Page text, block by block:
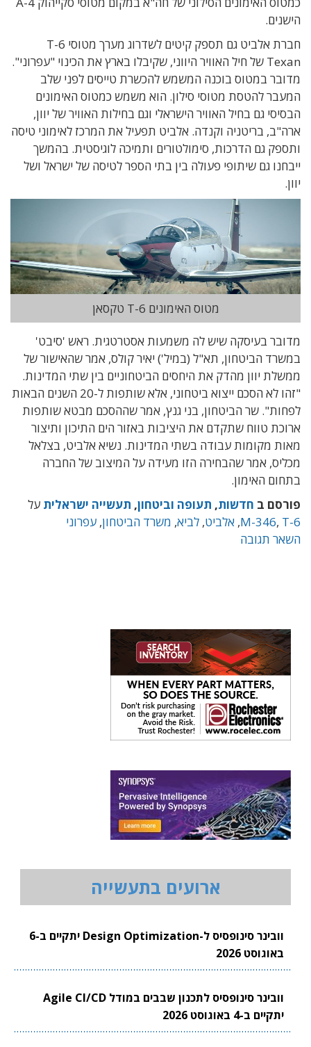
הישנים.
חברת אלביט גם תספק קיטים לשדרוג מערך מטוסי T-6
Texan של חיל האוויר היווני, שקיבלו בארץ את הכינוי "עפרוני".
מדובר במטוס בוכנה המשמש להכשרת טייסים לפני שלב
המעבר להטסת מטוסי סילון. הוא משמש כמטוס האימונים
הבסיסי גם בחיל האוויר הישראלי וגם בחילות האוויר של יוון,
ארה"ב, בריטניה וקנדה. אלביט תפעיל את המרכז לאימוני טיסה
ותספק גם הדרכות, סימולטורים ותמיכה לוגיסטית. בהמשך
ייבחנו גם שיתופי פעולה בין בתי הספר לטיסה של ישראל ושל
יוון.
מטוס האימונים T-6 טקסאן
מדובר בעיסקה שיש לה משמעות אסטרטגית. ראש 'סיבט'
במשרד הביטחון, תא"ל (במיל') יאיר קולס, אמר שהאישור של
ממשלת יוון מהדק את היחסים הביטחוניים בין שתי המדינות.
"זהו לא הסכם ייצוא ביטחוני, אלא שותפות ל-20 השנים הבאות
לפחות". שר הביטחון, בני גנץ, אמר שההסכם מבטא שותפות
ארוכת טווח שתקדם את היציבות באזור הים התיכון ותיצור
מאות מקומות עבודה בשתי המדינות. נשיא אלביט, בצלאל
מכליס, אמר שהבחירה הזו מעידה על המיצוב של החברה
בתחום האימון.
פורסם ב חדשות, תעופה וביטחון, תעשייה ישראלית על
M-346, T-6
, אלביט, לביא, משרד הביטחון, עפרוני
השאר תגובה
ארועים בתעשייה
וובינר סינופסיס ל-Design Optimization יתקיים ב-6
באוגוסט 2026
וובינר סינופסיס לתכנון שבבים במודל Agile CI/CD
יתקיים ב-4 באוגוסט 2026